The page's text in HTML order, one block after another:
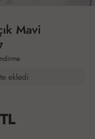
Mavi
ekledi
TL